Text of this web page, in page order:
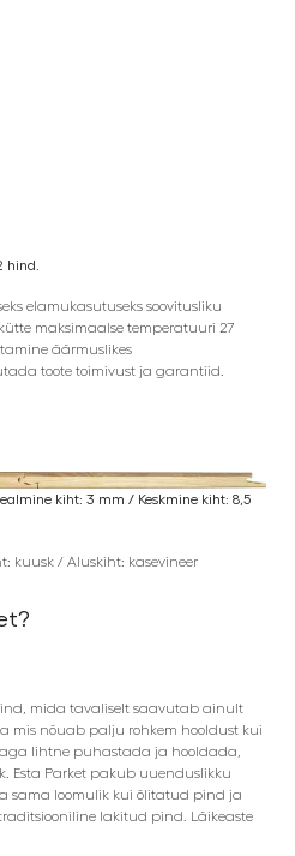
hind.
elamukasutuseks soovitusliku
maksimaalse temperatuuri 27
äärmuslikes
toote toimivust ja garantiid.
kiht: 3 mm / Keskmine kiht: 8,5
kuusk / Aluskiht: kasevineer
mida tavaliselt saavutab ainult
mis nõuab palju rohkem hooldust kui
lihtne puhastada ja hooldada,
Esta Parket pakub uuenduslikku
sama loomulik kui õlitatud pind ja
lakitud pind. Läikeaste